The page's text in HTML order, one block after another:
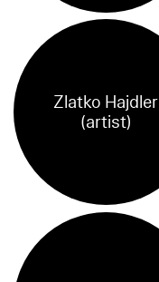
Zlatko Hajdler
(artist)